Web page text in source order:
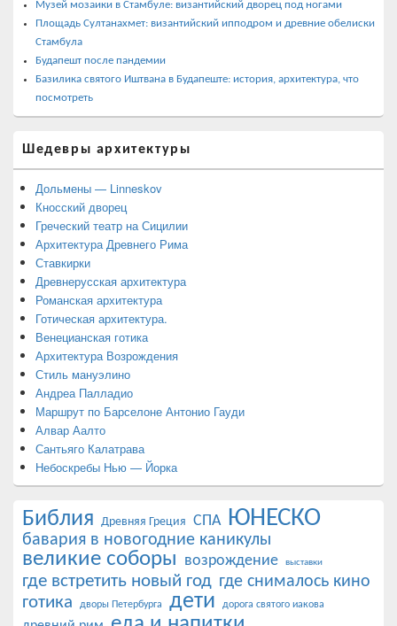
Музей мозаики в Стамбуле: византийский дворец под ногами
Площадь Султанахмет: византийский ипподром и древние обелиски
Стамбула
Будапешт после пандемии
Базилика святого Иштвана в Будапеште: история, архитектура, что
посмотреть
Шедевры архитектуры
Дольмены — Linneskov
Кносский дворец
Греческий театр на Сицилии
Архитектура Древнего Рима
Ставкирки
Древнерусская архитектура
Романская архитектура
Готическая архитектура.
Венецианская готика
Архитектура Возрождения
Стиль мануэлино
Андреа Палладио
Маршрут по Барселоне Антонио Гауди
Алвар Аалто
Сантьяго Калатрава
Небоскребы Нью — Йорка
Библия Древняя Греция СПА ЮНЕСКО
бавария в новогодние каникулы
великие соборы возрождение выставки
где встретить новый год где снималось кино
готика дворы Петербурга дети дорога святого иакова